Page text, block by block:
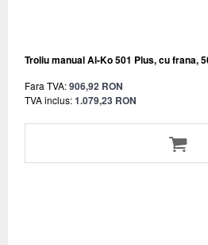
Troliu manual Al-Ko 501 Plus, cu frana,
Fara TVA:906,92 RON
TVA inclus:1.079,23 RON